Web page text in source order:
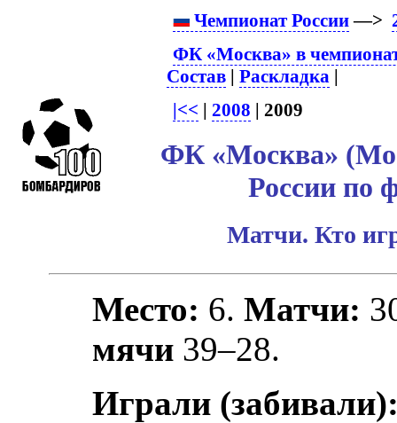
Чемпионат России—>
ФК «Москва» в
Состав |Раскладка |
|<< | 2008 | 2009
ФК «Москва»
России по
Матчи. Кто
Место: 6.Матчи:
мячи 39–28.
Играли